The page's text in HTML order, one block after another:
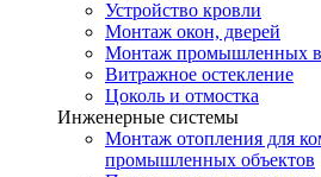
Устройство кровли
Монтаж окон, дверей
Монтаж промышленных
Витражное остекление
Цоколь и отмостка
Инженерные системы
Монтаж отопления для
промышленных объектов